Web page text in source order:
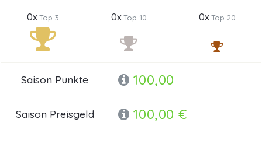
0xTop 3 0xTop 10 0xTop 20
Saison Punkte 100,00
Saison Preisgeld 100,00 €